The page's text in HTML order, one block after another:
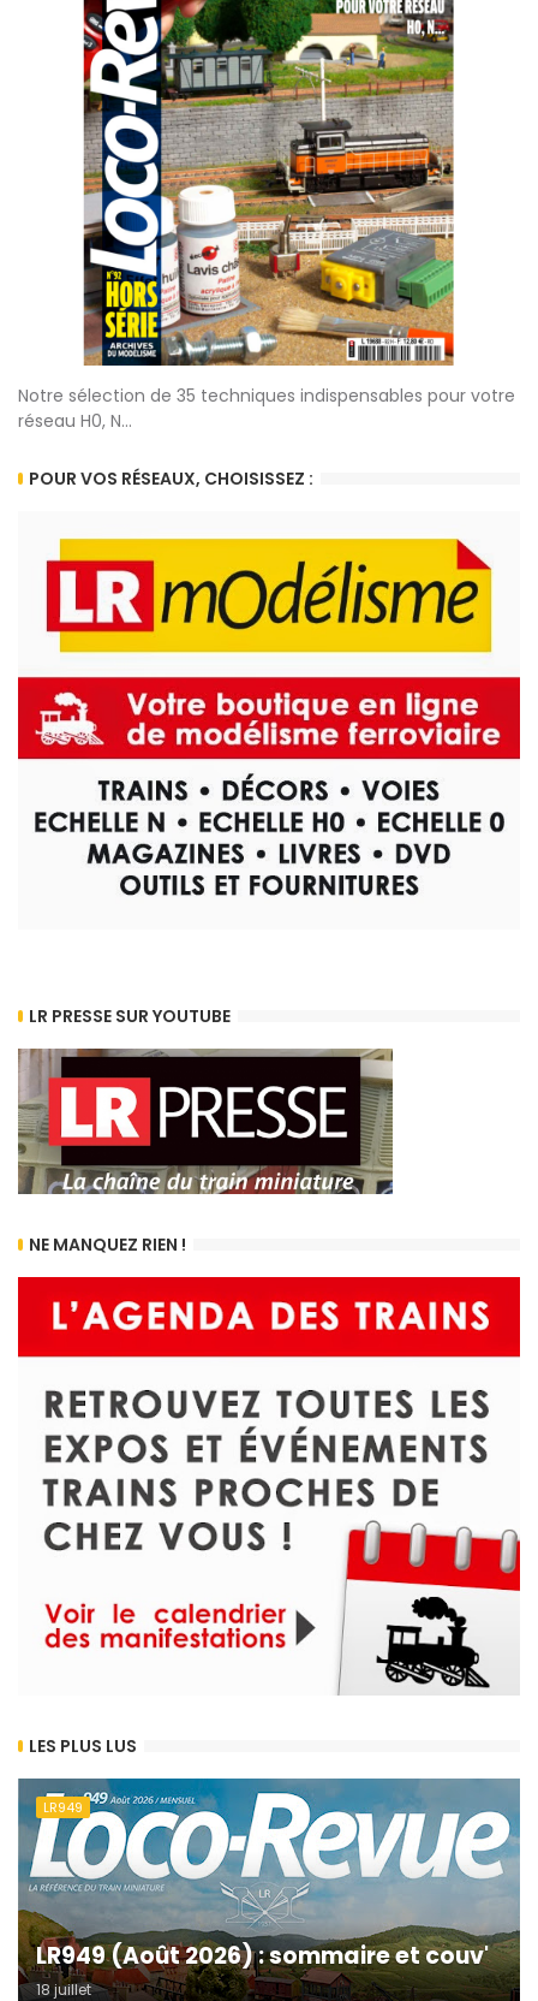
Notre sélection de 35 techniques indispensables pour votre
réseau H0, N...
POUR VOS RÉSEAUX, CHOISISSEZ :
LR PRESSE SUR YOUTUBE
NE MANQUEZ RIEN !
LES PLUS LUS
LR949
LR949 (Août 2026) : sommaire et couv'
18 juillet